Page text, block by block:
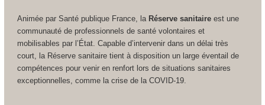
Animée par Santé publique France, la Réserve sanitaire est une
communauté de professionnels de santé volontaires et
mobilisables par l’État. Capable d’intervenir dans un délai très
court, la Réserve sanitaire tient à disposition un large éventail de
compétences pour venir en renfort lors de situations sanitaires
exceptionnelles, comme la crise de la COVID-19.